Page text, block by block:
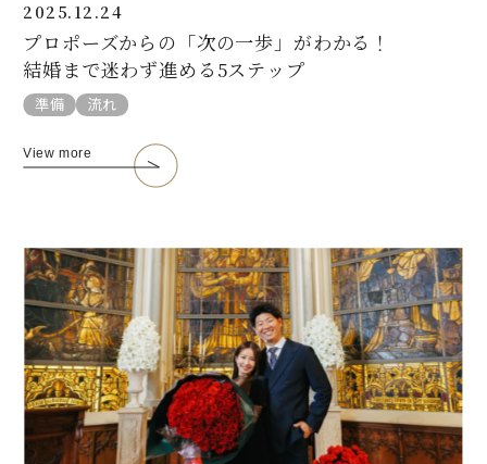
2025.12.24
プロポーズからの「次の一歩」がわかる！
結婚まで迷わず進める5ステップ
準備 流れ
View more